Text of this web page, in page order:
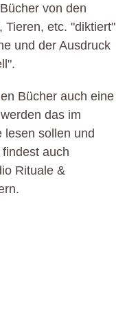
von den
Tieren, etc. "diktiert"
und der Ausdruck
Bücher auch eine
das im
lesen sollen und
auch
Rituale &